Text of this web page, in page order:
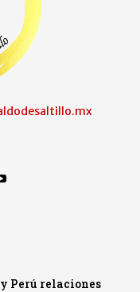
Perú relaciones